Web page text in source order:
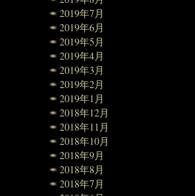
2019年7月
2019年6月
2019年5月
2019年4月
2019年3月
2019年2月
2019年1月
2018年12月
2018年11月
2018年10月
2018年9月
2018年8月
2018年7月